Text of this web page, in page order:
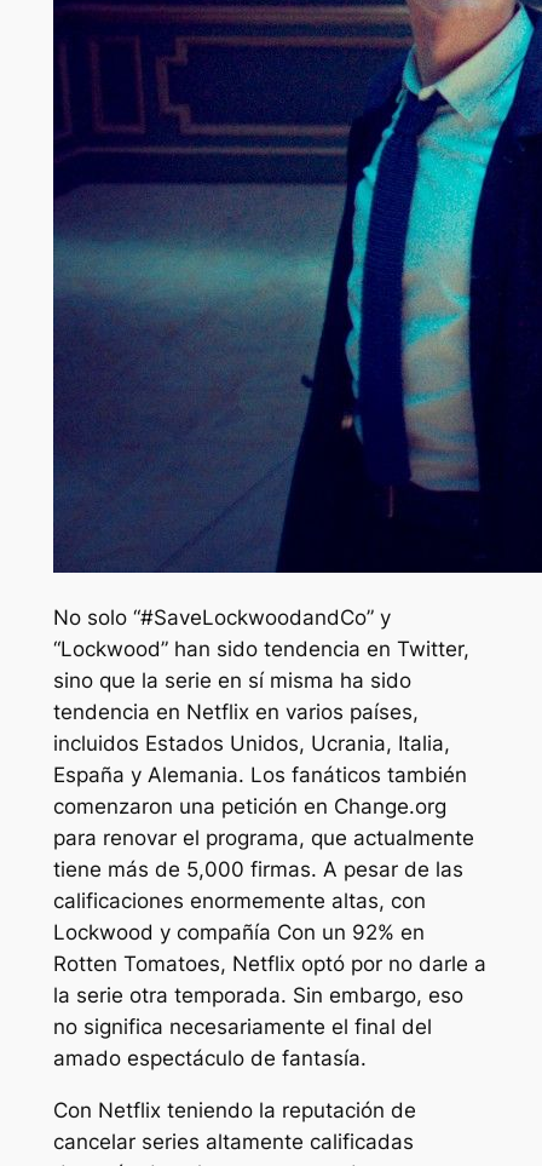
No solo “#SaveLockwoodandCo” y
“Lockwood” han sido tendencia en Twitter,
sino que la serie en sí misma ha sido
tendencia en Netflix en varios países,
incluidos Estados Unidos, Ucrania, Italia,
España y Alemania. Los fanáticos también
comenzaron una petición en Change.org
para renovar el programa, que actualmente
tiene más de 5,000 firmas. A pesar de las
calificaciones enormemente altas, con
Lockwood y compañía Con un 92% en
Rotten Tomatoes, Netflix optó por no darle a
la serie otra temporada. Sin embargo, eso
no significa necesariamente el final del
amado espectáculo de fantasía.
Con Netflix teniendo la reputación de
cancelar series altamente calificadas